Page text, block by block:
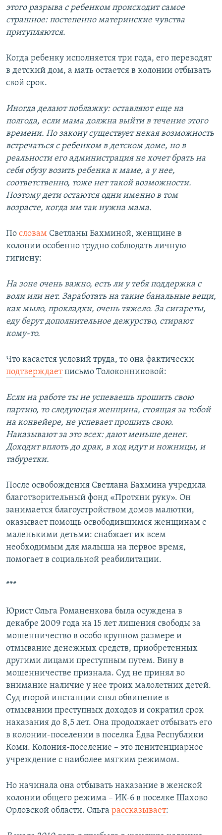
этого разрыва с ребенком происходит самое
страшное: постепенно материнские чувства
притупляются.
Когда ребенку исполняется три года, его переводят
в детский дом, а мать остается в колонии отбывать
свой срок.
Иногда делают поблажку: оставляют еще на
полгода, если мама должна выйти в течение этого
времени. По закону существует некая возможность
встречаться с ребенком в детском доме, но в
реальности его администрация не хочет брать на
себя обузу возить ребенка к маме, а у нее,
соответственно, тоже нет такой возможности.
Поэтому дети остаются одни именно в том
возрасте, когда им так нужна мама.
По словам Светланы Бахминой, женщине в
колонии особенно трудно соблюдать личную
гигиену:
На зоне очень важно, есть ли у тебя поддержка с
воли или нет. Заработать на такие банальные вещи,
как мыло, прокладки, очень тяжело. За сигареты,
еду берут дополнительное дежурство, стирают
кому-то.
Что касается условий труда, то она фактически
подтверждаетписьмо Толоконниковой:
Если на работе ты не успеваешь прошить свою
партию, то следующая женщина, стоящая за тобой
на конвейере, не успевает прошить свою.
Наказывают за это всех: дают меньше денег.
Доходит вплоть до драк, в ход идут и ножницы, и
табуретки.
После освобождения Светлана Бахмина учредила
благотворительный фонд «Протяни руку». Он
занимается благоустройством домов малютки,
оказывает помощь освободившимся женщинам с
маленькими детьми: снабжает их всем
необходимым для малыша на первое время,
помогает в социальной реабилитации.
***
Юрист Ольга Романенкова была осуждена в
декабре 2009 года на 15 лет лишения свободы за
мошенничество в особо крупном размере и
отмывание денежных средств, приобретенных
другими лицами преступным путем. Вину в
мошенничестве признала. Суд не принял во
внимание наличие у нее троих малолетних детей.
Суд второй инстанции снял обвинение в
отмывании преступных доходов и сократил срок
наказания до 8,5 лет. Она продолжает отбывать его
в колонии-поселении в поселка Ёдва Республики
Коми. Колония-поселение – это пенитенциарное
учреждение с наиболее мягким режимом.
Но начинала она отбывать наказание в женской
колонии общего режима – ИК-6 в поселке Шахово
Орловской области. Ольга рассказывает: